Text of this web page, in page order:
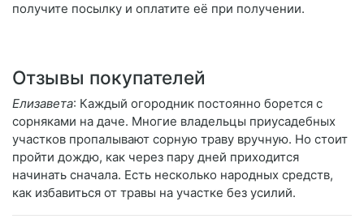
получите посылку и оплатите её при получении.
Отзывы покупателей
Елизавета: Каждый огородник постоянно борется с
сорняками на даче. Многие владельцы приусадебных
участков пропалывают сорную траву вручную. Но стоит
пройти дождю, как через пару дней приходится
начинать сначала. Есть несколько народных средств,
как избавиться от травы на участке без усилий.